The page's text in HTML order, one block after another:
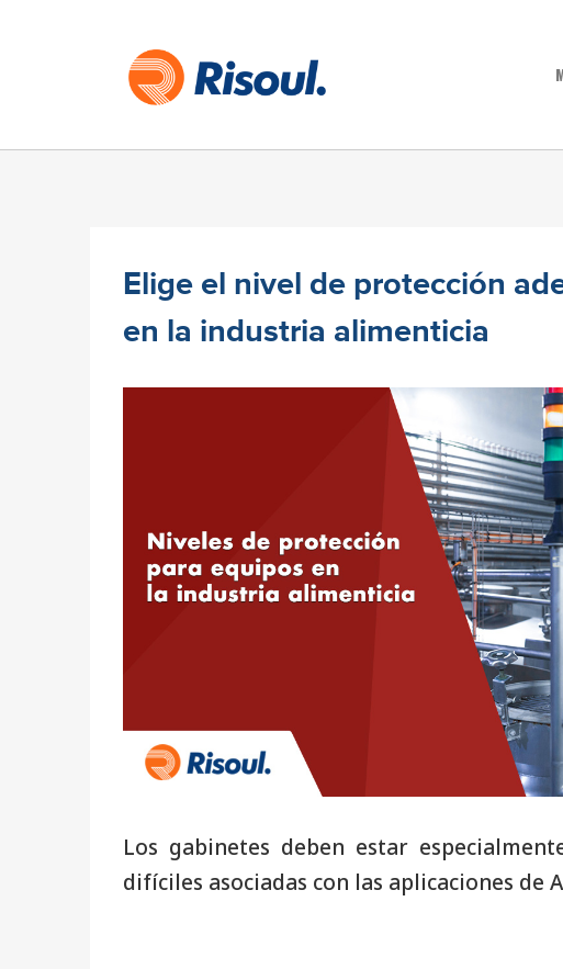
Elige el nivel de protección
en la industria alimenticia
Los gabinetes deben estar
difíciles asociadas con las aplicaciones de